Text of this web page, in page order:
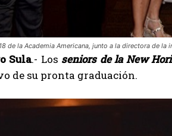
de la Academia Americana, junto a la directora de la
Sula.- Los seniors de la New
de su pronta graduación.